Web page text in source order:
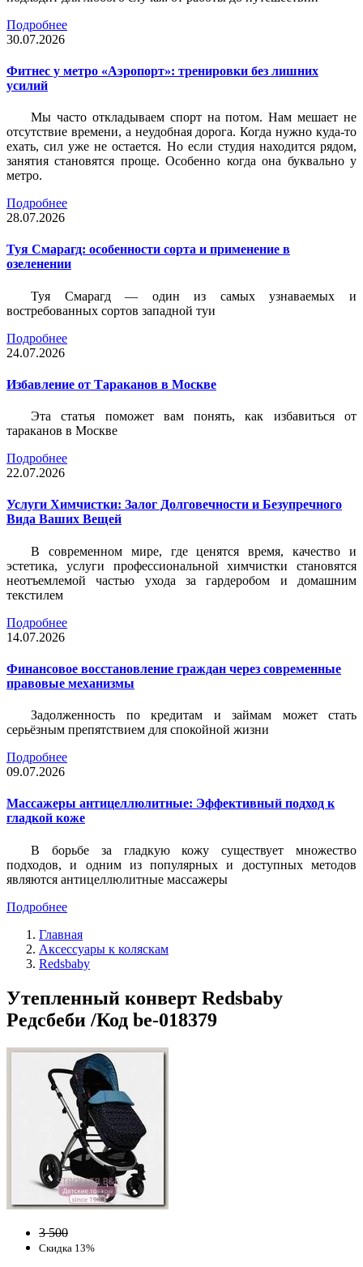
Подробнее
30.07.2026
Фитнес у метро «Аэропорт»: тренировки без лишних
усилий
Мы часто откладываем спорт на потом. Нам мешает не
отсутствие времени, а неудобная дорога. Когда нужно куда-то
ехать, сил уже не остается. Но если студия находится рядом,
занятия становятся проще. Особенно когда она буквально у
метро.
Подробнее
28.07.2026
Туя Смарагд: особенности сорта и применение в
озеленении
Туя Смарагд — один из самых узнаваемых и
востребованных сортов западной туи
Подробнее
24.07.2026
Избавление от Тараканов в Москве
Эта статья поможет вам понять, как избавиться от
тараканов в Москве
Подробнее
22.07.2026
Услуги Химчистки: Залог Долговечности и Безупречного
Вида Ваших Вещей
В современном мире, где ценятся время, качество и
эстетика, услуги профессиональной химчистки становятся
неотъемлемой частью ухода за гардеробом и домашним
текстилем
Подробнее
14.07.2026
Финансовое восстановление граждан через современные
правовые механизмы
Задолженность по кредитам и займам может стать
серьёзным препятствием для спокойной жизни
Подробнее
09.07.2026
Массажеры антицеллюлитные: Эффективный подход к
гладкой коже
В борьбе за гладкую кожу существует множество
подходов, и одним из популярных и доступных методов
являются антицеллюлитные массажеры
Подробнее
Главная
Аксессуары к коляскам
Redsbaby
Утепленный конверт Redsbaby
Редсбеби /Код be-018379
3 500
Скидка 13%